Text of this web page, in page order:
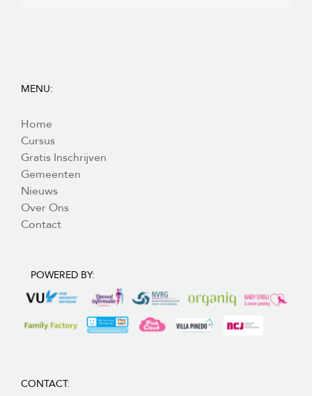
MENU:
Home
Cursus
Gratis Inschrijven
Gemeenten
Nieuws
Over Ons
Contact
POWERED BY:
CONTACT: